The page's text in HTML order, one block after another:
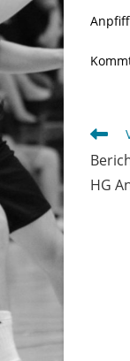
Artikel
HG